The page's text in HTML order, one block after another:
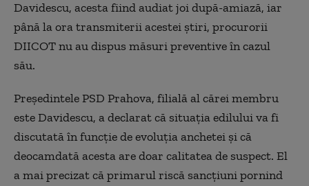
Davidescu, acesta fiind audiat joi după-amiază, iar
până la ora transmiterii acestei ştiri, procurorii
DIICOT nu au dispus măsuri preventive în cazul
său.
Preşedintele PSD Prahova, filială al cărei membru
este Davidescu, a declarat că situaţia edilului va fi
discutată în funcţie de evoluţia anchetei şi că
deocamdată acesta are doar calitatea de suspect. El
a mai precizat că primarul riscă sancţiuni pornind